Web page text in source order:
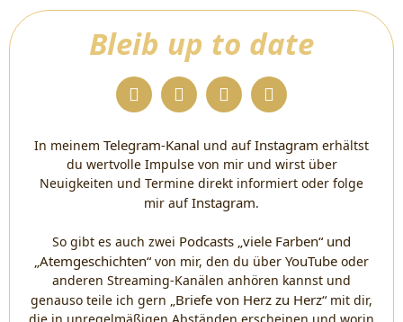
Bleib up to date
In meinem Telegram-Kanal und aufInstagram erhältst
du wertvolle Impulse von mir und wirst über
Neuigkeiten und Termine direkt informiert oder folge
mir aufInstagram.
So gibt es auch zwei Podcasts „viele Farben“ und
„Atemgeschichten“ von mir, den du über YouTube oder
anderen Streaming-Kanälen anhören kannst und
genauso teile ich gern „Briefe von Herz zu Herz“ mit dir,